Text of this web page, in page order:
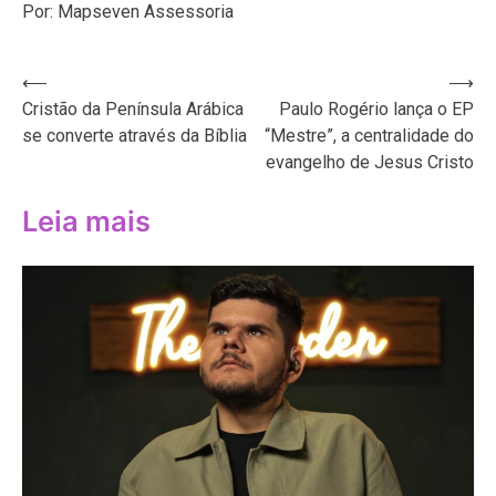
Por: Mapseven Assessoria
Navegação
de
⟵
Cristão da Península Arábica
se converte através da Bíblia
Paulo Rogério lança o EP
“Mestre”, a centralidade do
evangelho de Jesus Cristo
⟶
Leia mais